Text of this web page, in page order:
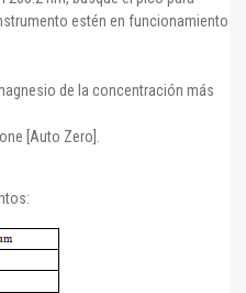
estén en funcionamiento
de la concentración más
[Auto Zero].